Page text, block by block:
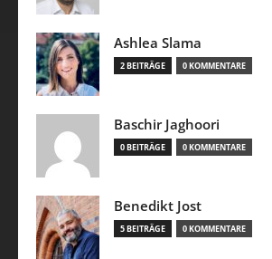
Ashlea Slama
2 BEITRÄGE 0 KOMMENTARE
Baschir Jaghoori
0 BEITRÄGE 0 KOMMENTARE
Benedikt Jost
5 BEITRÄGE 0 KOMMENTARE